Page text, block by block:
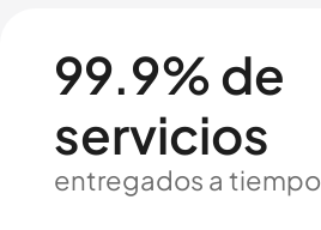
99.9% de
servicios
entregados a tiempo